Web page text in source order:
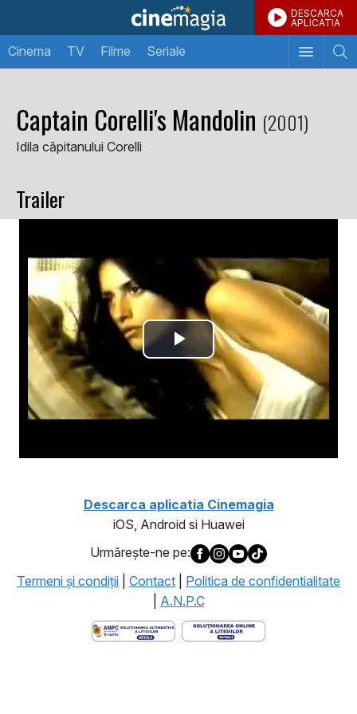
DESCARCA
APLICATIA
Cinema TV Filme Seriale
Captain Corelli's Mandolin (2001)
Idila căpitanului Corelli
Trailer
Descarca aplicatia Cinemagia
iOS, Android si Huawei
Urmăreşte-ne pe:
Termeni şi condiţii
Contact
Politica de confidentialitate
A.N.P.C